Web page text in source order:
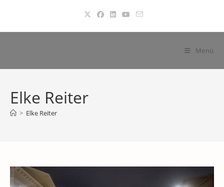
springen
Menü
Elke Reiter
> Elke Reiter